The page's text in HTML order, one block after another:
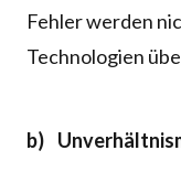
Fehler werden
Technologien
b)